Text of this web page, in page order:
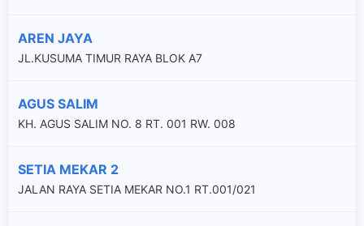
AREN JAYA
JL.KUSUMA TIMUR RAYA BLOK A7
AGUS SALIM
KH. AGUS SALIM NO. 8 RT. 001 RW. 008
SETIA MEKAR 2
JALAN RAYA SETIA MEKAR NO.1 RT.001/021